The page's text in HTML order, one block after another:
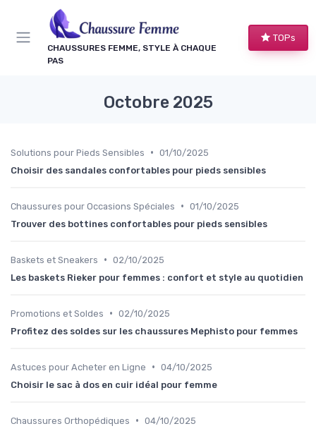
CHAUSSURES FEMME, STYLE À CHAQUE
PAS
TOPs
Octobre 2025
Solutions pour Pieds Sensibles • 01/10/2025
Choisir des sandales confortables pour pieds sensibles
Chaussures pour Occasions Spéciales • 01/10/2025
Trouver des bottines confortables pour pieds sensibles
Baskets et Sneakers • 02/10/2025
Les baskets Rieker pour femmes : confort et style au quotidien
Promotions et Soldes • 02/10/2025
Profitez des soldes sur les chaussures Mephisto pour femmes
Astuces pour Acheter en Ligne • 04/10/2025
Choisir le sac à dos en cuir idéal pour femme
Chaussures Orthopédiques • 04/10/2025
Panneau de gestion des cookies